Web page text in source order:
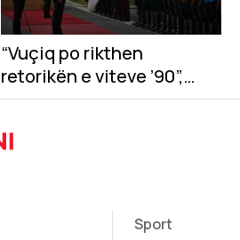
“Vuçiq po rikthen
retorikën e viteve ’90”,
opozita serbe e akuzon
Sport